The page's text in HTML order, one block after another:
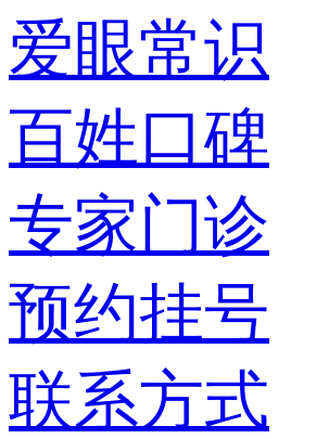
爱眼常识
百姓口碑
专家门诊
预约挂号
联系方式